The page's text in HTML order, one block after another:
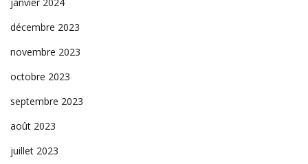
décembre 2023
novembre 2023
octobre 2023
septembre 2023
août 2023
juillet 2023